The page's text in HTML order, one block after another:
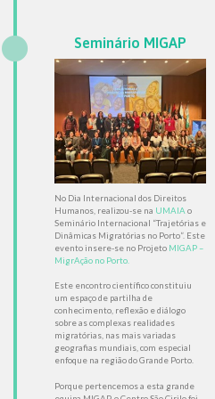
Seminário MIGAP
No Dia Internacional dos Direitos
Humanos, realizou-se na UMAIA o
Seminário Internacional “Trajetórias e
Dinâmicas Migratórias no Porto”. Este
evento insere-se no Projeto MIGAP –
MigrAção no Porto.
Este encontro científico constituiu
um espaço de partilha de
conhecimento, reflexão e diálogo
sobre as complexas realidades
migratórias, nas mais variadas
geografias mundiais, com especial
enfoque na região do Grande Porto.
Porque pertencemos a esta grande